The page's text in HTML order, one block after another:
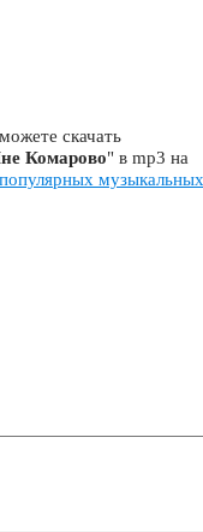
скачать
Комарово" в mp3 на
популярных музыкальных